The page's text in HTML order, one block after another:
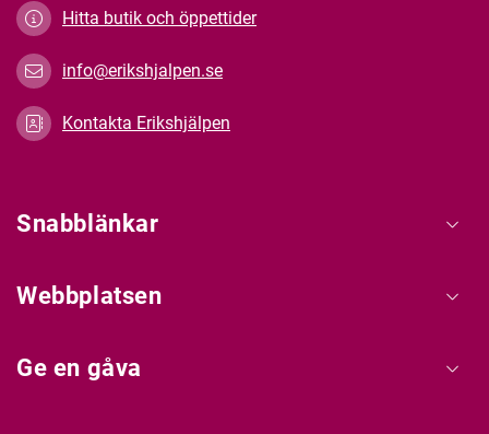
Hitta butik och öppettider
info@erikshjalpen.se
Kontakta Erikshjälpen
Snabblänkar
Webbplatsen
Ge en gåva